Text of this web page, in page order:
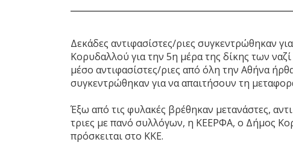
Δεκάδες αντιφασίστες/ριες συγκεντρώθηκαν
Κορυδαλλού για την 5η μέρα της δίκης των
μέσο αντιφασίστες/ριες από όλη την Αθήνα
συγκεντρώθηκαν για να απαιτήσουν τη
Έξω από τις φυλακές βρέθηκαν μετανάστες,
τριες με πανό συλλόγων, η ΚΕΕΡΦΑ, ο Δήμος
πρόσκειται στο ΚΚΕ.